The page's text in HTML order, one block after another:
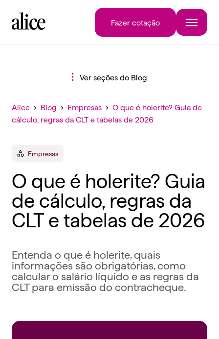
Fazer cotação
Ver seções do Blog
Alice › Blog › Empresas › O que é holerite? Guia de
cálculo, regras da CLT e tabelas de 2026
Empresas
O que é holerite? Guia
de cálculo, regras da
CLT e tabelas de 2026
Entenda o que é holerite, quais
informações são obrigatórias, como
calcular o salário líquido e as regras da
CLT para emissão do contracheque.